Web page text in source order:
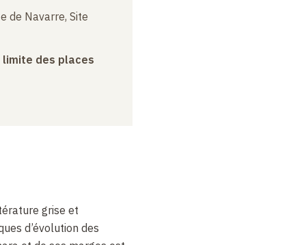
de Navarre, Site
limite des places
grise et
d’évolution des